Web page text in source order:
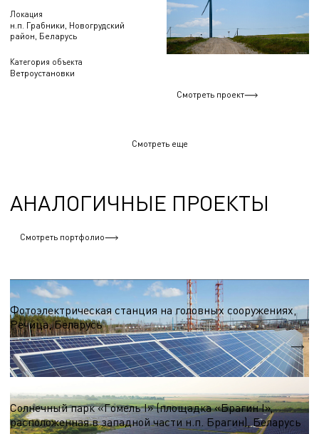
Локация
н.п. Грабники, Новогрудский
район, Беларусь
Категория объекта
Ветроустановки
Смотреть проект
Смотреть еще
АНАЛОГИЧНЫЕ ПРОЕКТЫ
Смотреть портфолио
Солнечные электростанции
Фотоэлектрическая станция на головных сооружениях,
Речица, Беларусь
Nэл.
55,6 МВт
Солнечный парк «Гомель I» (площадка «Брагин I»,
расположенная в западной части н.п. Брагин), Беларусь